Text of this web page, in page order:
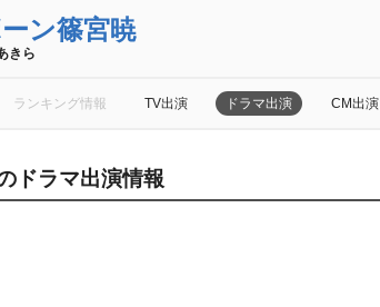
ン篠宮暁
きら
ランキング情報 TV出演 ドラマ出演 CM出演
ドラマ出演情報